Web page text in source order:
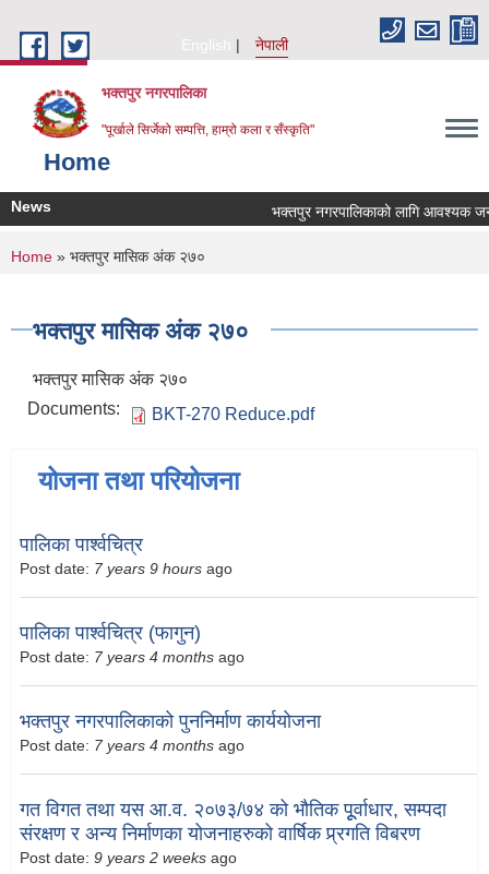
English
नेपाली
भक्तपुर नगरपालिका
"पूर्खाले सिर्जेको सम्पत्ति, हाम्रो कला र सँस्कृति"
Home
News भक्तपुर नगरपालिकाको लागि आवश्यक
You are here
Home » भक्तपुर मासिक अंक २७०
भक्तपुर मासिक अंक २७०
भक्तपुर मासिक अंक २७०
Documents:
BKT-270 Reduce.pdf
योजना तथा परियोजना
पालिका पार्श्वचित्र
Post date: 7 years 9 hours ago
पालिका पार्श्वचित्र (फागुन)
Post date: 7 years 4 months ago
भक्तपुर नगरपालिकाको पुननिर्माण कार्ययोजना
Post date: 7 years 4 months ago
गत विगत तथा यस आ.व. २०७३/७४ को भौतिक पूूर्वाधार, सम्पदा
संरक्षण र अन्य निर्माणका योजनाहरुको वार्षिक प्र्रगति विबरण
Post date: 9 years 2 weeks ago